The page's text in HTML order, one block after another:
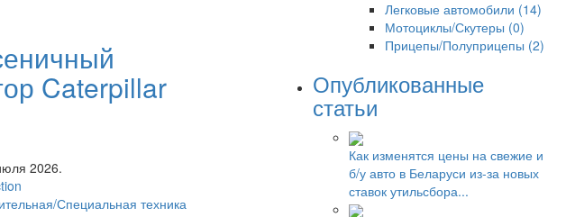
Caterpillar
2026.
Специальная техника
Легковые автомобили (14)
Мотоциклы/Скутеры (0)
Прицепы/Полуприцепы (2)
Опубликованные
статьи
Как изменятся цены на свежие и
б/у авто в Беларуси из-за новых
ставок утильсбора...